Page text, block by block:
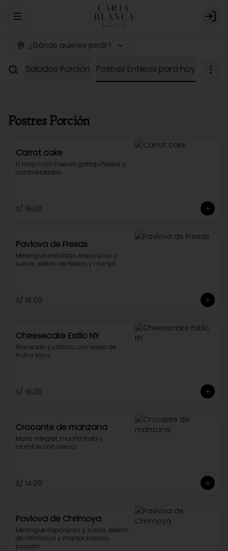
Abrir menu de navegación
¿Dónde quieres pedir?
Salados Porción Postres Enteros para hoy
Postres Porción
Carrot cake
El mejor con nueces garrapiñadas y
caramelizadas
S/ 16.00
Pavlova de Fresas
Merengue enrollado, esponjoso y
suave, relleno de fresas y manjar.
S/ 18.00
Cheesecake Estilo NY
Horneado y clásico, con salsa de
frutos rojos.
S/ 19.00
Crocante de manzana
Masa integral, mucha fruta y
crumble con avena.
S/ 14.00
Pavlova de Chrimoya
Merengue esponjoso y suave, relleno
de chirimoya y manjar blanco,
porción.